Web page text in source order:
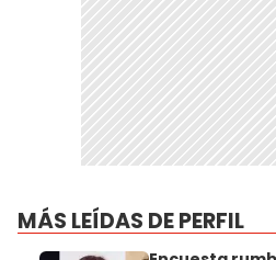
MÁS LEÍDAS DE PERFIL